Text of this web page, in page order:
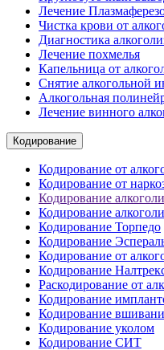
Лечение
Чистка крови от
Диагностика
Лечение похмелья
Капельница от
Снятие алкогольной
Алкогольная
Лечение винного
Кодирование
Кодирование от
Кодирование от
Кодирование
Кодирование
Кодирование Торпедо
Кодирование
Кодирование от
Кодирование
Раскодирование от
Кодирование
Кодирование
Кодирование уколом
Кодирование СИТ